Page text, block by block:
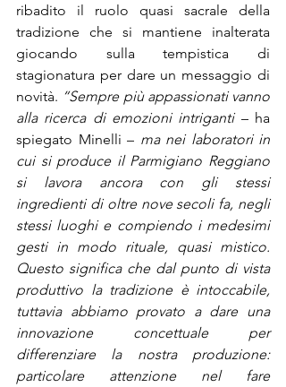
ribadito il ruolo quasi sacrale della
tradizione che si mantiene inalterata
giocando sulla tempistica di
stagionatura per dare un messaggio di
novità. “Sempre più appassionati vanno
alla ricerca di emozioni intriganti – ha
spiegato Minelli – ma nei laboratori in
cui si produce il Parmigiano Reggiano
si lavora ancora con gli stessi
ingredienti di oltre nove secoli fa, negli
stessi luoghi e compiendo i medesimi
gesti in modo rituale, quasi mistico.
Questo significa che dal punto di vista
produttivo la tradizione è intoccabile,
tuttavia abbiamo provato a dare una
innovazione concettuale per
differenziare la nostra produzione:
particolare attenzione nel fare